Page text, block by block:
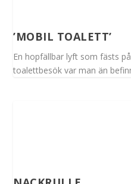
’MOBIL TOALETT’
En hopfällbar lyft som fästs
toalettbesök var man än